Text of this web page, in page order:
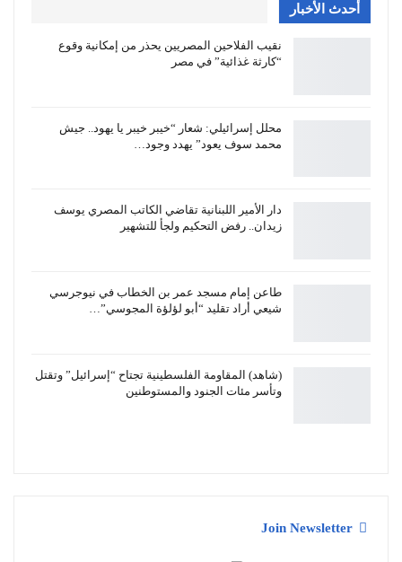
أحدث الأخبار
نقيب الفلاحين المصريين يحذر من إمكانية وقوع
“كارثة غذائية” في مصر
محلل إسرائيلي: شعار “خيبر خيبر يا يهود.. جيش
محمد سوف يعود” يهدد وجود…
دار الأمير اللبنانية تقاضي الكاتب المصري يوسف
زيدان.. رفض التحكيم ولجأ للتشهير
طاعن إمام مسجد عمر بن الخطاب في نيوجرسي
شيعي أراد تقليد “أبو لؤلؤة المجوسي”…
(شاهد) المقاومة الفلسطينية تجتاح “إسرائيل” وتقتل
وتأسر مئات الجنود والمستوطنين